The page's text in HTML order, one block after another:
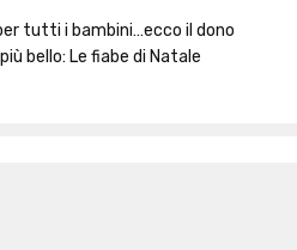
tutti i bambini…ecco il dono
bello: Le fiabe di Natale